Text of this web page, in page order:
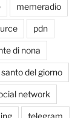
memeradio
pdn
di nona
santo del giorno
network
telegram